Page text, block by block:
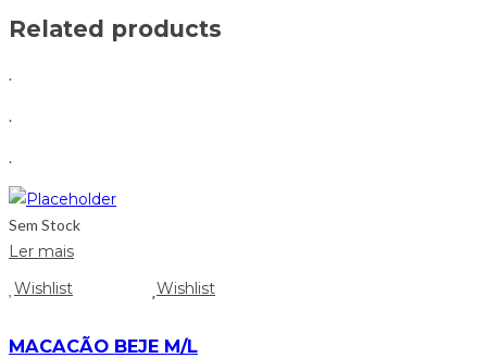
Related products
.
.
.
Sem Stock
Ler mais
Wishlist
Wishlist
MACACÃO BEJE M/L